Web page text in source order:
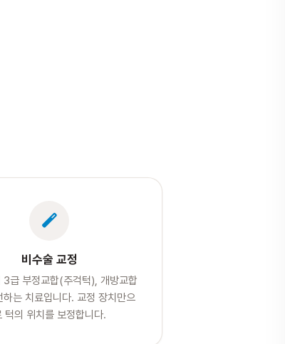
비수술 교정
3급 부정교합(주걱턱), 개방교합
하는 치료입니다. 교정 장치만으
턱의 위치를 보정합니다.